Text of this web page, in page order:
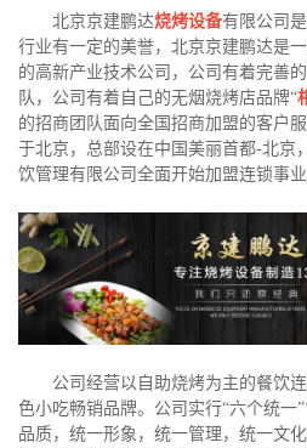
北京京建鹏达烧烤设备有限公司
行业有一定的美誉，北京京建鹏达是
的高新产业技术公司，公司有着完善
队，公司有着自己的无烟烧烤店品牌“
的招商团队面向全国招商加盟的客户
于北京，总部设在中国美丽首都-北京
饮管理有限公司全面开始加盟连锁事业
公司经营以自助烧烤为主的餐饮
色小吃畅销品牌。公司实行“六个统一
品质，统一形象，统一管理，统一文